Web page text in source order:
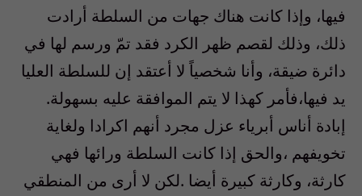
فيها، وإذا كانت هناك جهات من السلطة أرادت
ذلك، وذلك لقصم ظهر الكرد فقد تمّ ورسم لها في
دائرة ضيقة، وأنا شخصياً لا أعتقد إن للسلطة العليا
يد فيها،فأمر كهذا لا يتم الموافقة عليه بسهولة.
إبادة أناس أبرياء عزل مجرد أنهم اكرادا ولغاية
تخويفهم ،والحق إذا كانت السلطة ورائها فهي
كارثة، وكارثة كبيرة أيضا .لكن لا أرى من المنطقي